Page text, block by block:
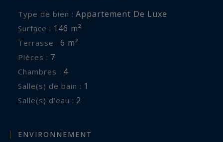
Type de bien : Appartement De Luxe
Surface : 146 m²
Terrasse : 6 m²
Pièces : 7
Chambres : 4
Salle(s) de bain : 1
Salle(s) d'eau : 2
ENVIRONNEMENT